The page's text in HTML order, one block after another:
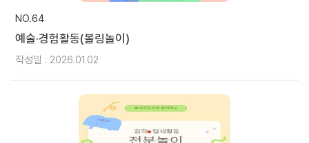
NO.64
예술·경험활동(볼링놀이)
작성일 : 2026.01.02